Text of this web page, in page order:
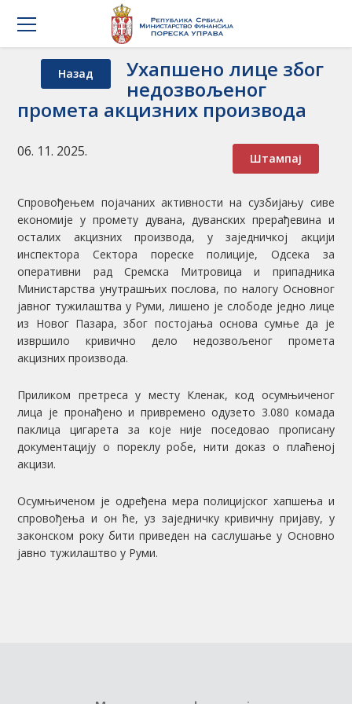
Назад Ухапшено лице због
недозвољеног
промета акцизних производа
Штампај
06. 11. 2025.
Спровођењем појачаних активности на сузбијању сиве
економије у промету дувана, дуванских прерађевина и
осталих акцизних производа, у заједничкој акцији
инспектора Сектора пореске полиције, Одсека за
оперативни рад Сремска Митровица и припадника
Министарства унутрашњих послова, по налогу Основног
јавног тужилаштва у Руми, лишено је слободе једно лице
из Новог Пазара, због постојања основа сумње да је
извршило кривично дело недозвољеног промета
акцизних производа.
Приликом претреса у месту Кленак, код осумњиченог
лица је пронађено и привремено одузето 3.080 комада
паклица цигарета за које није поседовао прописану
документацију о пореклу робе, нити доказ о плаћеној
акцизи.
Осумњиченом је одређена мера полицијског хапшења и
спровођења и он ће, уз заједничку кривичну пријаву, у
законском року бити приведен на саслушање у Основно
јавно тужилаштво у Руми.